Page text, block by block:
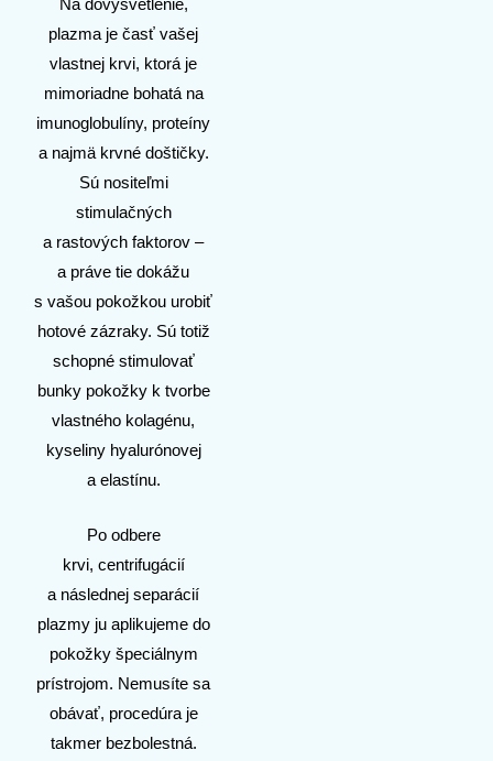
Na dovysvetlenie,
plazma je časť vašej
vlastnej krvi, ktorá je
mimoriadne bohatá na
imunoglobulíny, proteíny
a najmä krvné doštičky.
Sú nositeľmi
stimulačných
a rastových faktorov –
a práve tie dokážu
s vašou pokožkou urobiť
hotové zázraky. Sú totiž
schopné stimulovať
bunky pokožky k tvorbe
vlastného kolagénu,
kyseliny hyalurónovej
a elastínu.
Po odbere
krvi, centrifugácií
a následnej separácií
plazmy ju aplikujeme do
pokožky špeciálnym
prístrojom. Nemusíte sa
obávať, procedúra je
takmer bezbolestná.